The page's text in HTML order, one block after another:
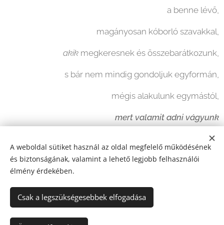
a benne lévő,
magányosan kóborló szavakkal,
akik megkeresnek és összebarátkozunk,
s bár nem mindig gondoljuk egyformán,
mégis alakulunk egymástól,
mert valamit adni vágyunk
így együtt - a szavak és én -
Neked
A weboldal sütiket használ az oldal megfelelő működésének
és biztonságának, valamint a lehető legjobb felhasználói
élmény érdekében.
Csak a legszükségesebbek elfogadása